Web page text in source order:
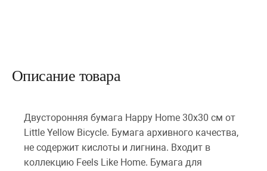
Описание товара
Двусторонняя бумага Happy Home 30х30 см от
Little Yellow Bicycle. Бумага архивного качества,
не содержит кислоты и лигнина. Входит в
коллекцию Feels Like Home. Бумага для